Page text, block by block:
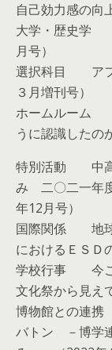
自己効力感の
大学・歴史学
月号）
選択科目 ア
３月増刊号）
ホームルーム
うに認識した
特別活動 中高
み 二〇二一年
年12月号）
国際関係 地球
におけるＥＳ
学校行事 今こ
文化祭から見
博物館との連
バトン －博学